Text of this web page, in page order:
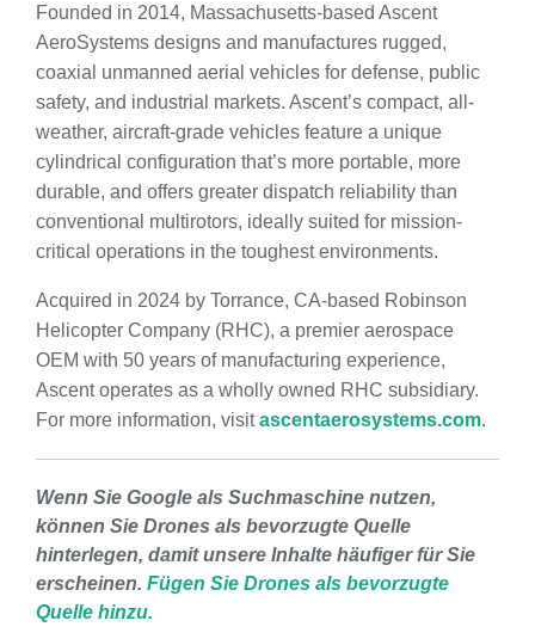
Founded in 2014, Massachusetts-based Ascent
AeroSystems designs and manufactures rugged,
coaxial unmanned aerial vehicles for defense, public
safety, and industrial markets. Ascent’s compact, all-
weather, aircraft-grade vehicles feature a unique
cylindrical configuration that’s more portable, more
durable, and offers greater dispatch reliability than
conventional multirotors, ideally suited for mission-
critical operations in the toughest environments.
Acquired in 2024 by Torrance, CA-based Robinson
Helicopter Company (RHC), a premier aerospace
OEM with 50 years of manufacturing experience,
Ascent operates as a wholly owned RHC subsidiary.
For more information, visitascentaerosystems.com.
Wenn Sie Google als Suchmaschine nutzen,
können Sie Drones als bevorzugte Quelle
hinterlegen, damit unsere Inhalte häufiger für Sie
erscheinen. Fügen Sie Drones als bevorzugte
Quelle hinzu.